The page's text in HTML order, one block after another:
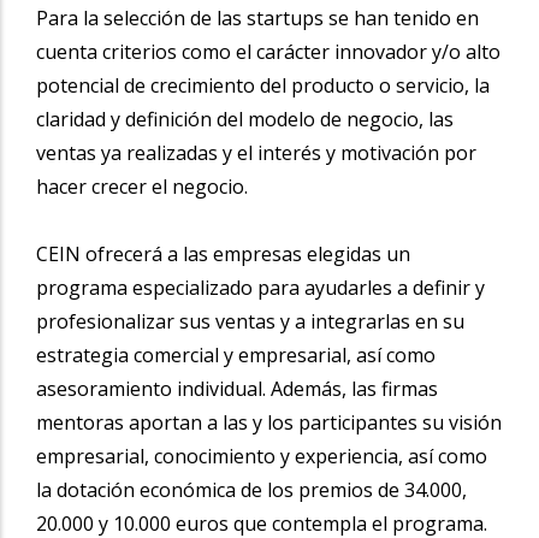
Para la selección de las startups se han tenido en
cuenta criterios como el carácter innovador y/o alto
potencial de crecimiento del producto o servicio, la
claridad y definición del modelo de negocio, las
ventas ya realizadas y el interés y motivación por
hacer crecer el negocio.
CEIN ofrecerá a las empresas elegidas un
programa especializado para ayudarles a definir y
profesionalizar sus ventas y a integrarlas en su
estrategia comercial y empresarial, así como
asesoramiento individual. Además, las firmas
mentoras aportan a las y los participantes su visión
empresarial, conocimiento y experiencia, así como
la dotación económica de los premios de 34.000,
20.000 y 10.000 euros que contempla el programa.